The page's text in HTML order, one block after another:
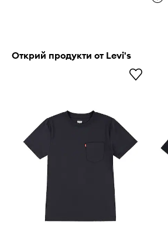
Открий продукти от Levi's